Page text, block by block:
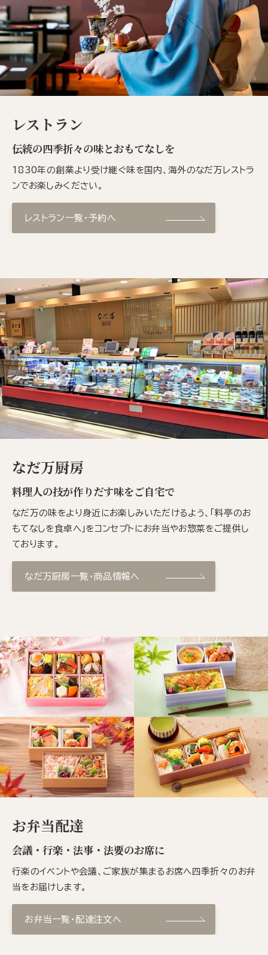
レストラン
伝統の四季折々の味とおもてなしを
1830年の創業より受け継ぐ味を国内、海外のなだ万レストラ
ンでお楽しみください。
レストラン一覧・予約へ
なだ万厨房
料理人の技が作りだす味をご自宅で
なだ万の味をより身近にお楽しみいただけるよう、「料亭のお
もてなしを食卓へ」をコンセプトにお弁当やお惣菜をご提供し
ております。
なだ万厨房一覧・商品情報へ
お弁当配達
会議・行楽・法事・法要のお席に
行楽のイベントや会議、ご家族が集まるお席へ四季折々のお弁
当をお届けします。
お弁当一覧・配達注文へ